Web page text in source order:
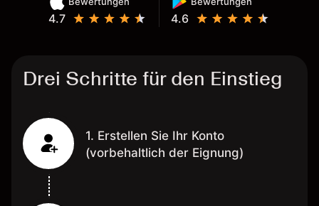
4.7 4.6
Drei Schritte für den Einstieg
1. Erstellen Sie Ihr Konto
(vorbehaltlich der Eignung)